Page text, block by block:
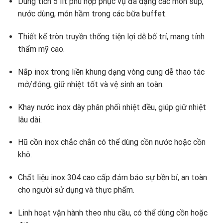
nước dùng, món hầm trong các bữa buffet.
Thiết kế tròn truyền thống tiện lợi dễ bố trí, mang tính
thẩm mỹ cao.
Nắp inox trong liền khung dạng vòng cung dễ thao tác
mở/đóng, giữ nhiệt tốt và vệ sinh an toàn.
Khay nước inox dày phân phối nhiệt đều, giúp giữ nhiệt
lâu dài.
Hũ cồn inox chắc chắn có thể dùng cồn nước hoặc cồn
khô.
Chất liệu inox 304 cao cấp đảm bảo sự bền bỉ, an toàn
cho người sử dụng và thực phẩm.
Linh hoạt vận hành theo nhu cầu, có thể dùng cồn hoặc